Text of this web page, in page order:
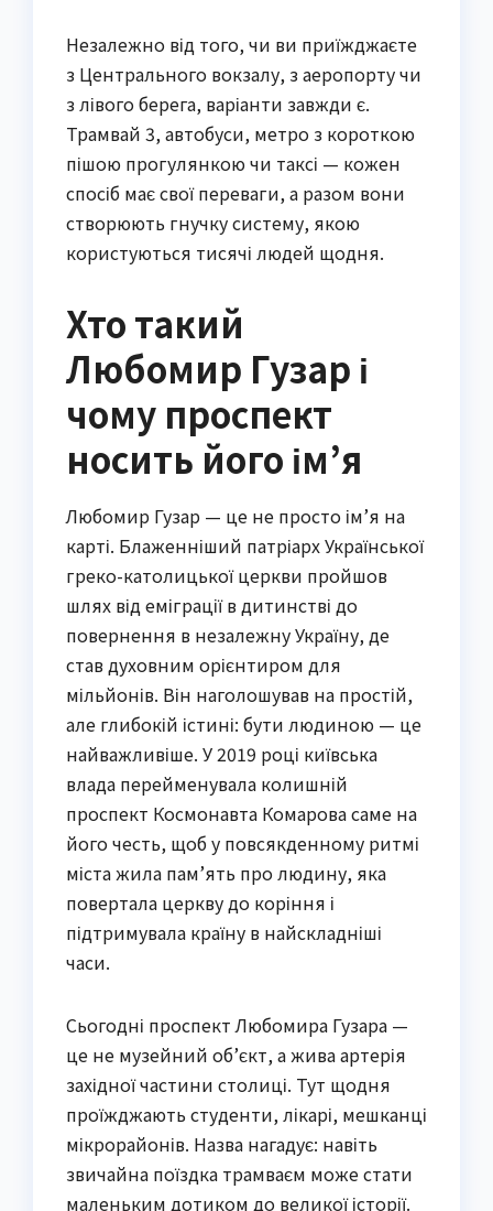
Незалежно від того, чи ви приїжджаєте
з Центрального вокзалу, з аеропорту чи
з лівого берега, варіанти завжди є.
Трамвай 3, автобуси, метро з короткою
пішою прогулянкою чи таксі — кожен
спосіб має свої переваги, а разом вони
створюють гнучку систему, якою
користуються тисячі людей щодня.
Хто такий
Любомир Гузар і
чому проспект
носить його ім’я
Любомир Гузар — це не просто ім’я на
карті. Блаженніший патріарх Української
греко-католицької церкви пройшов
шлях від еміграції в дитинстві до
повернення в незалежну Україну, де
став духовним орієнтиром для
мільйонів. Він наголошував на простій,
але глибокій істині: бути людиною — це
найважливіше. У 2019 році київська
влада перейменувала колишній
проспект Космонавта Комарова саме на
його честь, щоб у повсякденному ритмі
міста жила пам’ять про людину, яка
повертала церкву до коріння і
підтримувала країну в найскладніші
часи.
Сьогодні проспект Любомира Гузара —
це не музейний об’єкт, а жива артерія
західної частини столиці. Тут щодня
проїжджають студенти, лікарі, мешканці
мікрорайонів. Назва нагадує: навіть
звичайна поїздка трамваєм може стати
маленьким дотиком до великої історії.